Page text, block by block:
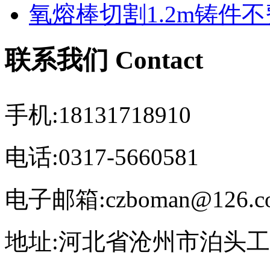
氧熔棒切割1.2m铸件
联系我们 Contact
手机:18131718910
电话:0317-5660581
电子邮箱
地址:河北省沧州市泊头